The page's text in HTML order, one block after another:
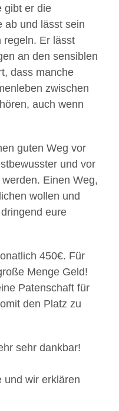
gibt er die
ab und lässt sein
regeln. Er lässt
an den sensiblen
dass manche
zwischen
auch wenn
guten Weg vor
und vor
Einen Weg,
wollen und
eure
450€. Für
Menge Geld!
Patenschaft für
den Platz zu
sehr dankbar!
und wir erklären